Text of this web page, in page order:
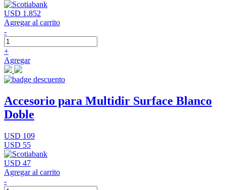
USD 1.852
Agregar al carrito
-
+
Agregar
Accesorio para Multidir Surface Blanco
Doble
USD 109
USD 55
USD 47
Agregar al carrito
-